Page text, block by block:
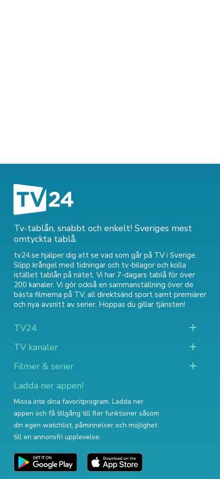
Tv-tablån, snabbt och enkelt! Sveriges mest
omtyckta tablå.
tv24.se hjälper dig att se vad som går på TV i Sverige.
Slipp krångel med tidningar och tv-bilagor och kolla
istället tablån på nätet. Vi har 7-dagars tablå för över
200 kanaler. Vi gör också en sammanställning över de
bästa filmerna på TV, all direktsänd sport samt premiärer
och nya avsnitt av serier. Hoppas du gillar tjänsten!
TV24
TV kanaler
Filmer & serier
Ladda ner appen!
Missa inte dina favoritprogram. Ladda ner
appen och få tillgång till fler funktioner såsom
din egen watchlist, påminnelser och möjlighet
till en annonsfri upplevelse.